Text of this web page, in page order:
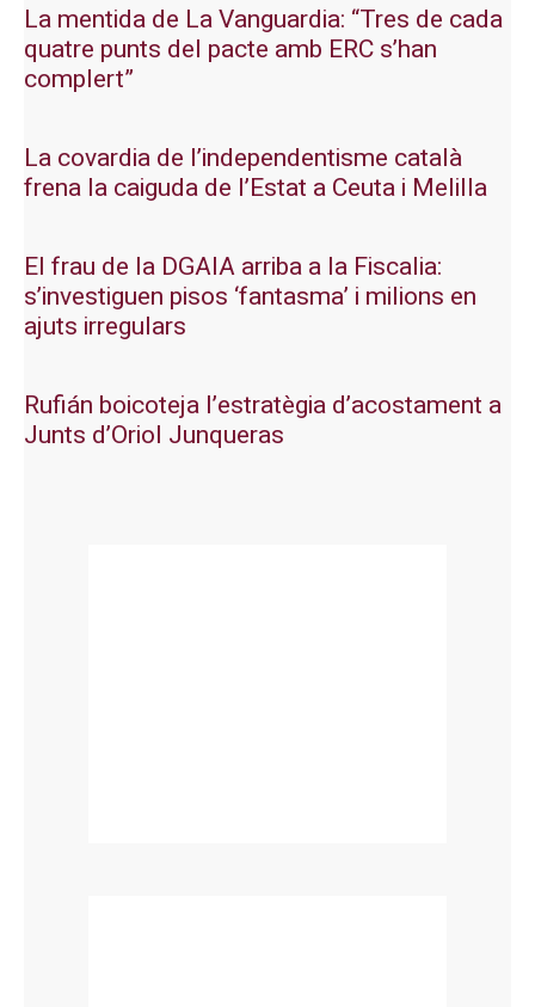
La mentida de La Vanguardia: “Tres de cada
quatre punts del pacte amb ERC s’han
complert”
La covardia de l’independentisme català
frena la caiguda de l’Estat a Ceuta i Melilla
El frau de la DGAIA arriba a la Fiscalia:
s’investiguen pisos ‘fantasma’ i milions en
ajuts irregulars
Rufián boicoteja l’estratègia d’acostament a
Junts d’Oriol Junqueras